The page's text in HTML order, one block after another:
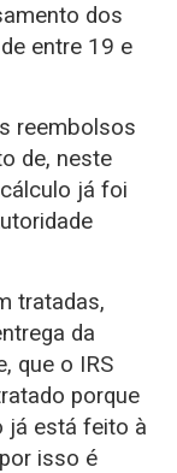
dos
entre 19 e
reembolsos
de, neste
já foi
tratadas,
da
que o IRS
porque
já está feito à
isso é